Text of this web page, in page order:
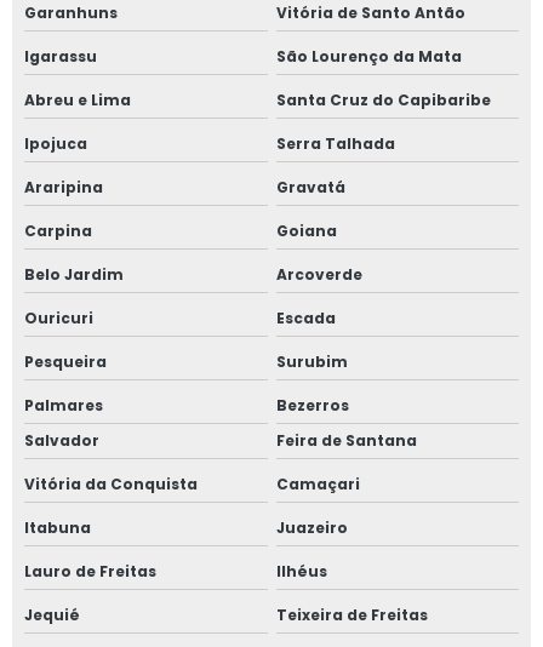
Soluções de segurança em equipamentos
Empresa de soluções de segurança em equipamentos
Soluções de segurança em equipamentos industriais
Soluções de segurança em equipamentos agrícolas
Soluções de segurança em equipamentos de soldas
Soluções de segurança em máquinas agrícolas
Soluções de segurança em máquinas mineradoras
Serviço de inspeção de máquinas
Serviço de inspeção de máquinas pesadas
Serviço de inspeção de máquinas e equipamentos
Serviço de inspeção de máquinas industriais
Garanhuns Vitória de Santo Antão
Igarassu São Lourenço da Mata
Abreu e Lima Santa Cruz do Capibaribe
Ipojuca Serra Talhada
Araripina Gravatá
Carpina Goiana
Belo Jardim Arcoverde
Ouricuri Escada
Pesqueira Surubim
Palmares
Bezerros
Salvador
Feira de Santana
Vitória da Conquista Camaçari
Itabuna Juazeiro
Lauro de Freitas Ilhéus
Jequié Teixeira de Freitas